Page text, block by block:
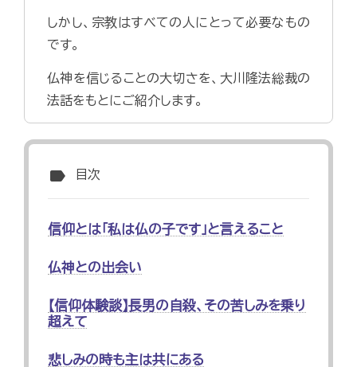
しかし、宗教はすべての人にとって必要なもの
です。
仏神を信じることの大切さを、大川隆法総裁の
法話をもとにご紹介します。
label 目次
信仰とは「私は仏の子です」と言えること
仏神との出会い
【信仰体験談】長男の自殺、その苦しみを乗り
超えて
悲しみの時も主は共にある